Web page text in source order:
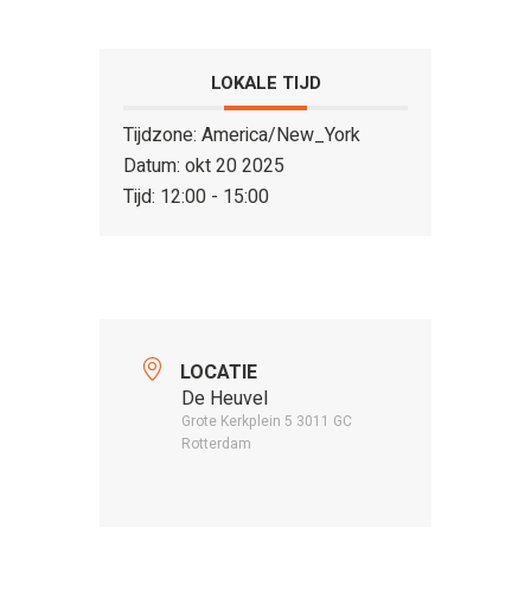
LOKALE TIJD
Tijdzone: America/New_York
Datum: okt 20 2025
Tijd: 12:00 - 15:00
LOCATIE
De Heuvel
Grote Kerkplein 5 3011 GC
Rotterdam